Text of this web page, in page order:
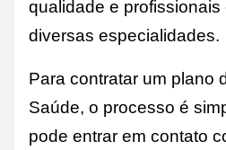
qualidade e
diversas especialidades.
Para contratar um plano
Saúde, o processo é
pode entrar em contato